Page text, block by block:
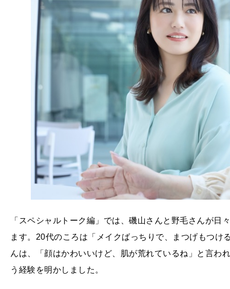
「スペシャルトーク編」では、磯山さんと野毛さんが
ます。20代のころは「メイクばっちりで、まつげもつけ
んは、「顔はかわいいけど、肌が荒れているね」と言わ
う経験を明かしました。